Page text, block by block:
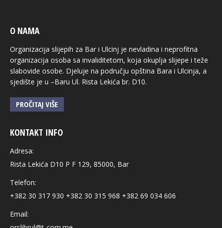
O NAMA
Organizacija slijepih za Bar i Ulcinj je nevladina i neprofitna
organizacija osoba sa invaliditetom, koja okuplja slijepe i teže
slabovide osobe. Djeluje na području opština Bara i Ulcinja, a
sjedište je u –Baru Ul. Rista Lekića br. D10.
PROČITAJ VIŠE
KONTAKT INFO
Adresa:
Rista Lekića D10 P F 129, 85000, Bar
Telefon:
+382 30 317 930 +382 30 315 968 +382 69 034 606
Email: